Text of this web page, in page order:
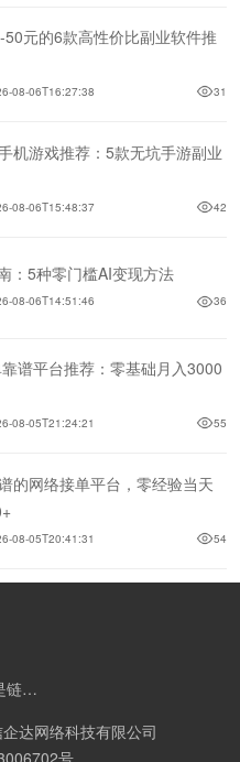
元的6款高性价比副业软件推
08-06T16:27:38 31
机游戏推荐：5款无坑手游副业
08-06T15:48:37 42
：5种零门槛AI变现方法
08-06T14:51:46 36
谱平台推荐：零基础月入3000
08-05T21:24:21 55
的网络接单平台，零经验当天
08-05T20:41:31 54
平台介绍：企谈商务资源对接平台是链接资源人脉与客户的平台,也是地推app接任务平台、地推拉新团队接单平台。平台汇聚100W+商务资源，地推拉新、APP推广、BD异业合作等业务可免费发布。同时全国的地推团队和个人都可在地推接单平台找到赚钱项目和分享交流地推问题。
达网络科技有限公司
号